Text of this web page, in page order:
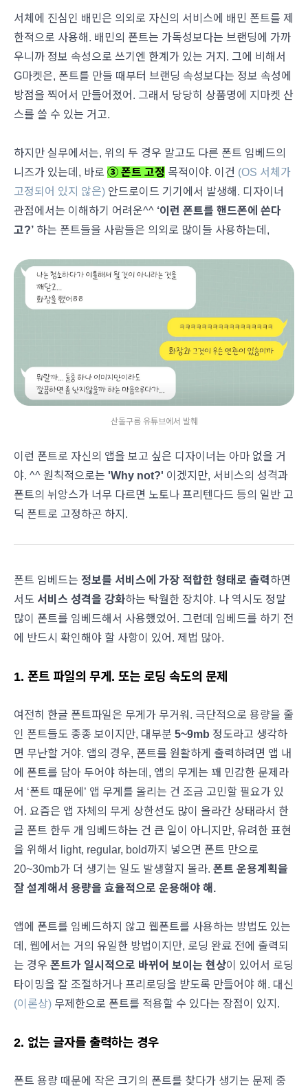
서체에 진심인 배민은 의외로 자신의 서비스에 배민 폰트를 제
한적으로 사용해. 배민의 폰트는 가독성보다는 브랜딩에 가까
우니까 정보 속성으로 쓰기엔 한계가 있는 거지. 그에 비해서
G마켓은, 폰트를 만들 때부터 브랜딩 속성보다는 정보 속성에
방점을 찍어서 만들어졌어. 그래서 당당히 상품명에 지마켓 산
스를 쓸 수 있는 거고.
하지만 실무에서는, 위의 두 경우 말고도 다른 폰트 임베드의
니즈가 있는데, 바로 ③ 폰트 고정 목적이야. 이건 (OS 서체가
고정되어 있지 않은) 안드로이드 기기에서 발생해. 디자이너
관점에서는 이해하기 어려운^^ ‘이런 폰트를 핸드폰에 쓴다
고?’ 하는 폰트들을 사람들은 의외로 많이들 사용하는데,
산돌구름 유튜브에서 발췌
이런 폰트로 자신의 앱을 보고 싶은 디자이너는 아마 없을 거
야. ^^ 원칙적으로는 'Why not?' 이겠지만, 서비스의 성격과
폰트의 뉘앙스가 너무 다르면 노토나 프리텐다드 등의 일반 고
딕 폰트로 고정하곤 하지.
폰트 임베드는 정보를 서비스에 가장 적합한 형태로 출력하면
서도 서비스 성격을 강화하는 탁월한 장치야. 나 역시도 정말
많이 폰트를 임베드해서 사용했었어. 그런데 임베드를 하기 전
에 반드시 확인해야 할 사항이 있어. 제법 많아.
1. 폰트 파일의 무게. 또는 로딩 속도의 문제
여전히 한글 폰트파일은 무게가 무거워. 극단적으로 용량을 줄
인 폰트들도 종종 보이지만, 대부분 5~9mb 정도라고 생각하
면 무난할 거야. 앱의 경우, 폰트를 원활하게 출력하려면 앱 내
에 폰트를 담아 두어야 하는데, 앱의 무게는 꽤 민감한 문제라
서 ‘폰트 때문에’ 앱 무게를 올리는 건 조금 고민할 필요가 있
어. 요즘은 앱 자체의 무게 상한선도 많이 올라간 상태라서 한
글 폰트 한두 개 임베드하는 건 큰 일이 아니지만, 유려한 표현
을 위해서 light, regular, bold까지 넣으면 폰트 만으로
20~30mb가 더 생기는 일도 발생할지 몰라. 폰트 운용계획을
잘 설계해서 용량을 효율적으로 운용해야 해.
앱에 폰트를 임베드하지 않고 웹폰트를 사용하는 방법도 있는
데, 웹에서는 거의 유일한 방법이지만, 로딩 완료 전에 출력되
는 경우 폰트가 일시적으로 바뀌어 보이는 현상이 있어서 로딩
타이밍을 잘 조절하거나 프리로딩을 받도록 만들어야 해. 대신
(이론상) 무제한으로 폰트를 적용할 수 있다는 장점이 있지.
2. 없는 글자를 출력하는 경우
폰트 용량 때문에 작은 크기의 폰트를 찾다가 생기는 문제 중